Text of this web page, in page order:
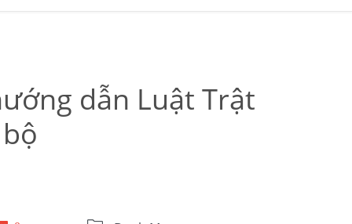
dẫn Luật Trật